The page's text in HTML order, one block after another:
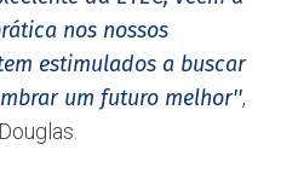
nos nossos
estimulados a buscar
um futuro melhor'',